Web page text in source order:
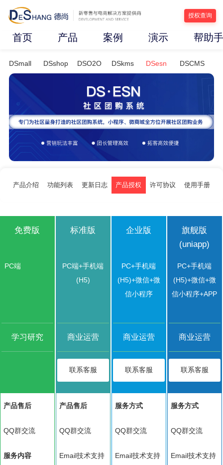
授权查询
首页 产品 案例 演示 帮助
DSmall DSshop DSO2O DSkms DSesn DSCMS
产品介绍 功能列表 更新日志 产品授权 许可协议 使用手册
免费版
PC端
学习研究
产品售后
QQ群交流
服务内容
标准版
PC端+手机端
(H5)
商业运营
联系客服
产品售后
QQ群交流
Email技术支持
企业版
PC+手机端
(H5)+微信+微
信小程序
商业运营
联系客服
服务方式
QQ群交流
Email技术支持
旗舰版
(uniapp)
PC+手机端
(H5)+微信+微
信小程序+APP
商业运营
联系客服
服务方式
QQ群交流
Email技术支持